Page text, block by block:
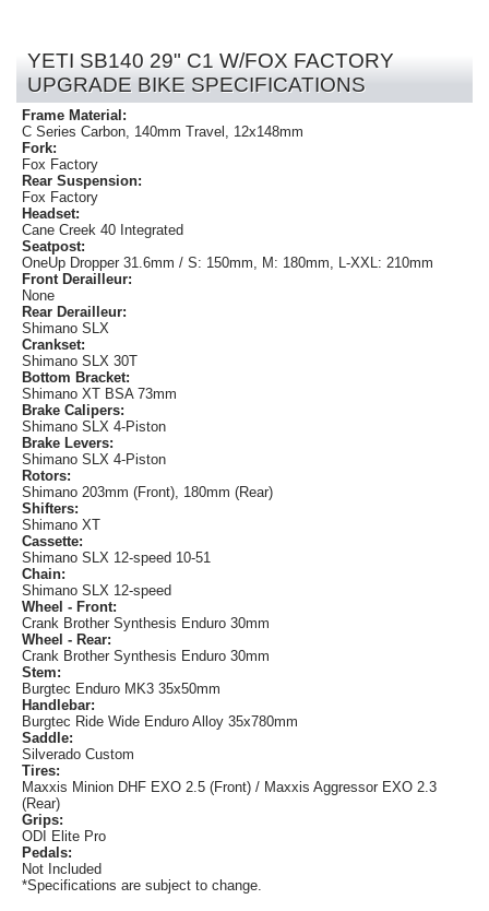
YETI SB140 29" C1 W/FOX FACTORY
UPGRADE BIKE SPECIFICATIONS
Frame Material:
C Series Carbon, 140mm Travel, 12x148mm
Fork:
Fox Factory
Rear Suspension:
Fox Factory
Headset:
Cane Creek 40 Integrated
Seatpost:
OneUp Dropper 31.6mm / S: 150mm, M: 180mm, L-XXL: 210mm
Front Derailleur:
None
Rear Derailleur:
Shimano SLX
Crankset:
Shimano SLX 30T
Bottom Bracket:
Shimano XT BSA 73mm
Brake Calipers:
Shimano SLX 4-Piston
Brake Levers:
Shimano SLX 4-Piston
Rotors:
Shimano 203mm (Front), 180mm (Rear)
Shifters:
Shimano XT
Cassette:
Shimano SLX 12-speed 10-51
Chain:
Shimano SLX 12-speed
Wheel - Front:
Crank Brother Synthesis Enduro 30mm
Wheel - Rear:
Crank Brother Synthesis Enduro 30mm
Stem:
Burgtec Enduro MK3 35x50mm
Handlebar:
Burgtec Ride Wide Enduro Alloy 35x780mm
Saddle:
Silverado Custom
Tires:
Maxxis Minion DHF EXO 2.5 (Front) / Maxxis Aggressor EXO 2.3
(Rear)
Grips:
ODI Elite Pro
Pedals:
Not Included
*Specifications are subject to change.